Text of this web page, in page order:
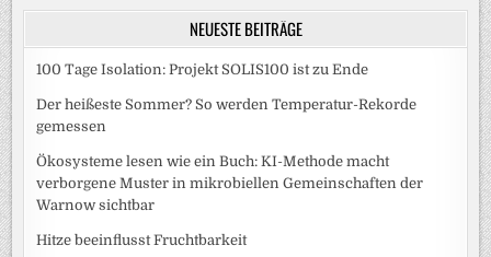
NEUESTE BEITRÄGE
100 Tage Isolation: Projekt SOLIS100 ist zu Ende
Der heißeste Sommer? So werden Temperatur-Rekorde
gemessen
Ökosysteme lesen wie ein Buch: KI-Methode macht
verborgene Muster in mikrobiellen Gemeinschaften der
Warnow sichtbar
Hitze beeinflusst Fruchtbarkeit